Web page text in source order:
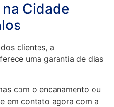
Cidade
clientes, a
uma garantia de dias
com o encanamento ou
em contato agora com a